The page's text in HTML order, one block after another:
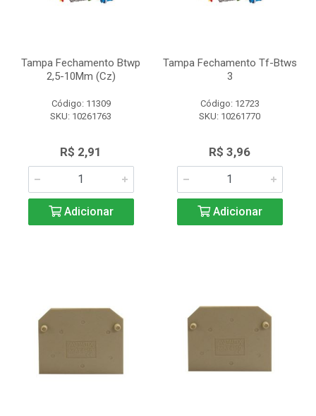
Tampa Fechamento Btwp
2,5-10Mm (Cz)
Código: 11309
SKU: 10261763
R$ 2,91
Adicionar
Tampa Fechamento Tf-Btws
3
Código: 12723
SKU: 10261770
R$ 3,96
Adicionar